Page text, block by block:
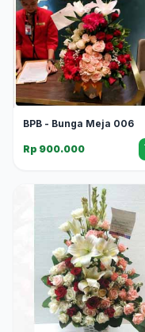
BPB - Bunga Meja 006
Rp 900.000